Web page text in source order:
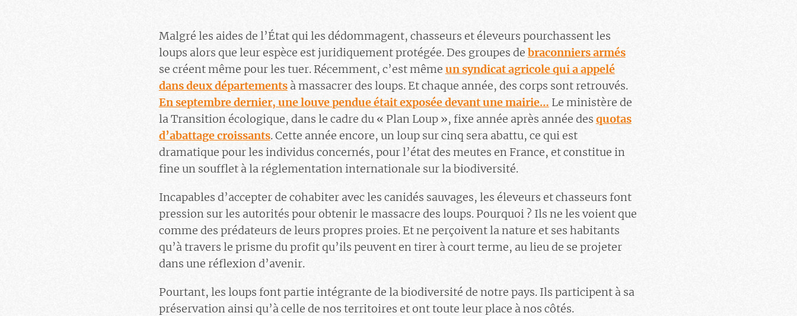
Malgré les aides de l’État qui les dédommagent, chasseurs et éleveurs pourchassent les
loups alors que leur espèce est juridiquement protégée. Des groupes de braconniers armés
se créent même pour les tuer. Récemment, c’est même un syndicat agricole qui a appelé
dans deux départementsà massacrer des loups. Et chaque année, des corps sont retrouvés.
En septembre dernier, une louve pendue était exposée devant une mairie… Le ministère de
la Transition écologique, dans le cadre du « Plan Loup », fixe année après année des quotas
d’abattage croissants. Cette année encore, un loup sur cinq sera abattu, ce qui est
dramatique pour les individus concernés, pour l’état des meutes en France, et constitue in
fine un soufflet à la réglementation internationale sur la biodiversité.
Incapables d’accepter de cohabiter avec les canidés sauvages, les éleveurs et chasseurs font
pression sur les autorités pour obtenir le massacre des loups. Pourquoi ? Ils ne les voient que
comme des prédateurs de leurs propres proies. Et ne perçoivent la nature et ses habitants
qu’à travers le prisme du profit qu’ils peuvent en tirer à court terme, au lieu de se projeter
dans une réflexion d’avenir.
Pourtant, les loups font partie intégrante de la biodiversité de notre pays. Ils participent à sa
préservation ainsi qu’à celle de nos territoires et ont toute leur place à nos côtés.